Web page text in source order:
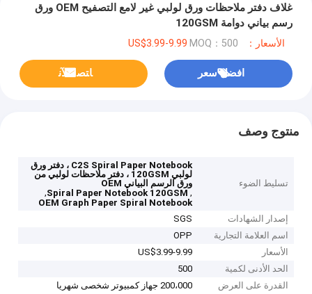
غلاف دفتر ملاحظات ورق لولبي غير لامع التصفيح OEM ورق
رسم بياني دوامة 120GSM
الأسعار：US$3.99-9.99 MOQ：500
افضل سعر ﺎﺘﺼﻟ ﺍﻶﻧ
منتوج وصف
تسليط الضوء
C2S Spiral Paper Notebook ، دفتر ورق
لولبي 120GSM ، دفتر ملاحظات لولبي من
ورق الرسم البياني OEM
,
Spiral Paper Notebook 120GSM
,
OEM Graph Paper Spiral Notebook
إصدار الشهادات
SGS
اسم العلامة التجارية
OPP
الأسعار
US$3.99-9.99
الحد الأدنى لكمية
500
القدرة على العرض
200،000 جهاز كمبيوتر شخصى شهريا